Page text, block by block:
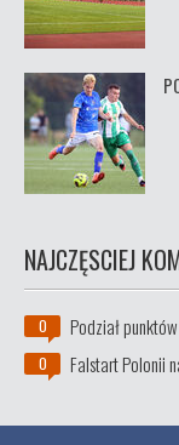
NAJCZĘSCIEJ
0 Podział
0 Falstart Polonii